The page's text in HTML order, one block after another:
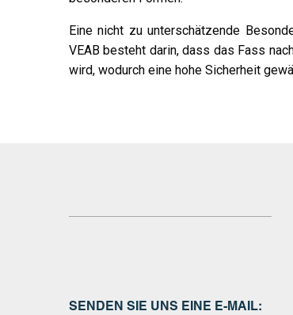
Eine nicht zu unterschätzende
VEAB besteht darin, dass das Fass
wird, wodurch eine hohe Sicherheit
SENDEN SIE UNS EINE E-MAIL: